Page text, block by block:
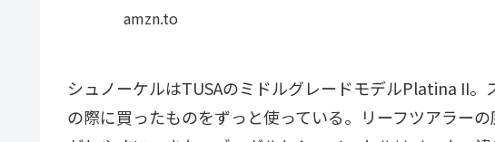
amzn.to
シュノーケルはTUSAのミドルグレードモデルPlatina II
の際に買ったものをずっと使っている。リーフツアラー